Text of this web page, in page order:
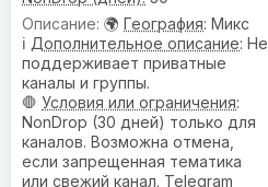
🌍 География: Микс
ℹ️ Дополнительное описание: Не
поддерживает приватные
каналы и группы.
🛑 Условия или ограничения:
NonDrop (30 дней) только для
каналов. Возможна отмена,
если запрещенная тематика
или свежий канал. Telegram